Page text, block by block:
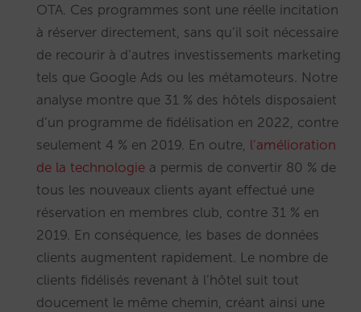
OTA. Ces programmes sont une réelle incitation
à réserver directement, sans qu’il soit nécessaire
de recourir à d’autres investissements marketing
tels que Google Ads ou les métamoteurs. Notre
analyse montre que 31 % des hôtels disposaient
d’un programme de fidélisation en 2022, contre
seulement 4 % en 2019. En outre, l’amélioration
de la technologie a permis de convertir 80 % de
tous les nouveaux clients ayant effectué une
réservation en membres club, contre 31 % en
2019. En conséquence, les bases de données
clients augmentent rapidement. Le nombre de
clients fidélisés revenant à l’hôtel suit tout
doucement le même chemin, créant ainsi une